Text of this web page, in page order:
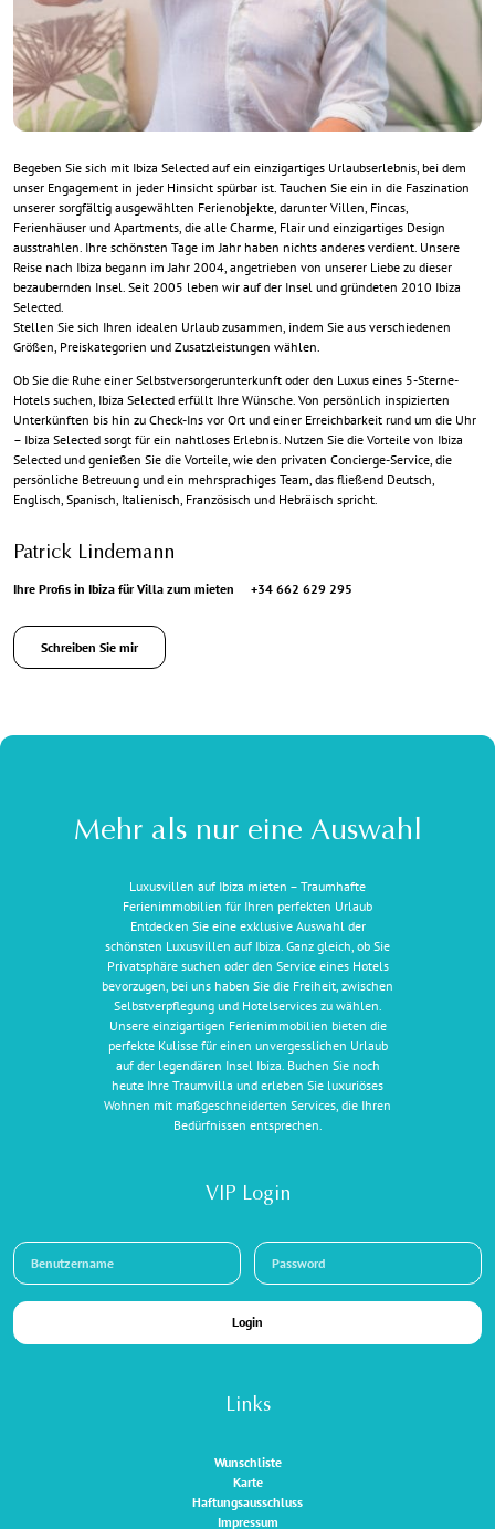
Begeben Sie sich mit Ibiza Selected auf ein einzigartiges Urlaubserlebnis, bei dem
unser Engagement in jeder Hinsicht spürbar ist. Tauchen Sie ein in die Faszination
unserer sorgfältig ausgewählten Ferienobjekte, darunter Villen, Fincas,
Ferienhäuser und Apartments, die alle Charme, Flair und einzigartiges Design
ausstrahlen. Ihre schönsten Tage im Jahr haben nichts anderes verdient. Unsere
Reise nach Ibiza begann im Jahr 2004, angetrieben von unserer Liebe zu dieser
bezaubernden Insel. Seit 2005 leben wir auf der Insel und gründeten 2010 Ibiza
Selected.
Stellen Sie sich Ihren idealen Urlaub zusammen, indem Sie aus verschiedenen
Größen, Preiskategorien und Zusatzleistungen wählen.
Ob Sie die Ruhe einer Selbstversorgerunterkunft oder den Luxus eines 5-Sterne-
Hotels suchen, Ibiza Selected erfüllt Ihre Wünsche. Von persönlich inspizierten
Unterkünften bis hin zu Check-Ins vor Ort und einer Erreichbarkeit rund um die Uhr
– Ibiza Selected sorgt für ein nahtloses Erlebnis. Nutzen Sie die Vorteile von Ibiza
Selected und genießen Sie die Vorteile, wie den privaten Concierge-Service, die
persönliche Betreuung und ein mehrsprachiges Team, das fließend Deutsch,
Englisch, Spanisch, Italienisch, Französisch und Hebräisch spricht.
Patrick Lindemann
Ihre Profis in Ibiza für Villa zum mieten +34 662 629 295
Schreiben Sie mir
Mehr als nur eine Auswahl
Luxusvillen auf Ibiza mieten – Traumhafte
Ferienimmobilien für Ihren perfekten Urlaub
Entdecken Sie eine exklusive Auswahl der
schönsten Luxusvillen auf Ibiza. Ganz gleich, ob Sie
Privatsphäre suchen oder den Service eines Hotels
bevorzugen, bei uns haben Sie die Freiheit, zwischen
Selbstverpflegung und Hotelservices zu wählen.
Unsere einzigartigen Ferienimmobilien bieten die
perfekte Kulisse für einen unvergesslichen Urlaub
auf der legendären Insel Ibiza. Buchen Sie noch
heute Ihre Traumvilla und erleben Sie luxuriöses
Wohnen mit maßgeschneiderten Services, die Ihren
Bedürfnissen entsprechen.
Links
Wunschliste
Karte
Haftungsausschluss
Impressum
VIP Login
Login